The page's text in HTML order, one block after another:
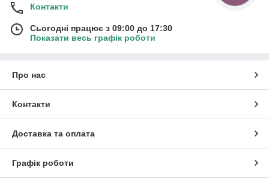
Контакти
Сьогодні працює з 09:00 до 17:30
Показати весь графік роботи
Про нас
Контакти
Доставка та оплата
Графік роботи